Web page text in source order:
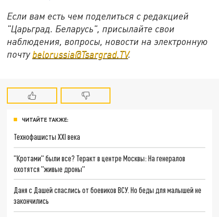
Если вам есть чем поделиться с редакцией
"Царьград. Беларусь", присылайте свои
наблюдения, вопросы, новости на электронную
почту belorussia@Tsargrad.TV.
ЧИТАЙТЕ ТАКЖЕ:
Технофашисты XXI века
"Кротами" были все? Теракт в центре Москвы: На генералов
охотятся "живые дроны"
Даня с Дашей спаслись от боевиков ВСУ. Но беды для малышей не
закончились